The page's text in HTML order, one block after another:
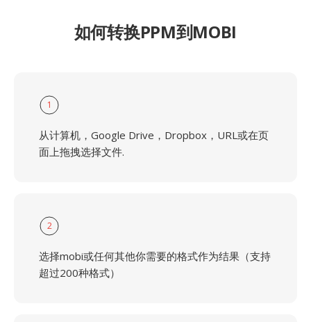
如何转换PPM到MOBI
1
从计算机，Google Drive，Dropbox，URL或在页
面上拖拽选择文件.
2
选择mobi或任何其他你需要的格式作为结果（支持
超过200种格式）